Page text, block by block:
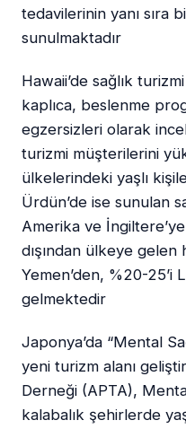
tedavilerinin yanı sıra
sunulmaktadır
Hawaii’de sağlık
kaplıca, beslenme
egzersizleri olarak
turizmi müşterilerini
ülkelerindeki yaşlı
Ürdün’de ise sunulan
Amerika ve
dışından ülkeye gelen
Yemen’den, %20-25’i
gelmektedir
Japonya’da “Mental
yeni turizm alanı
Derneği (APTA),
kalabalık şehirlerde